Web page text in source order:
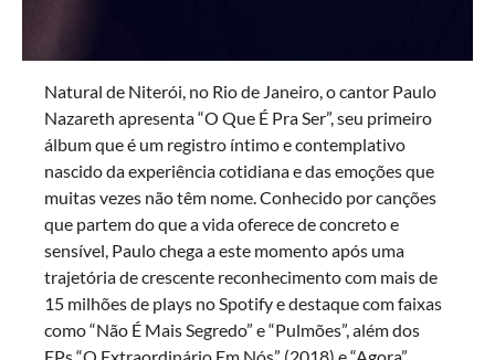
Natural de Niterói, no Rio de Janeiro, o cantor Paulo
Nazareth apresenta “O Que É Pra Ser”, seu primeiro
álbum que é um registro íntimo e contemplativo
nascido da experiência cotidiana e das emoções que
muitas vezes não têm nome. Conhecido por canções
que partem do que a vida oferece de concreto e
sensível, Paulo chega a este momento após uma
trajetória de crescente reconhecimento com mais de
15 milhões de plays no Spotify e destaque com faixas
como “Não É Mais Segredo” e “Pulmões”, além dos